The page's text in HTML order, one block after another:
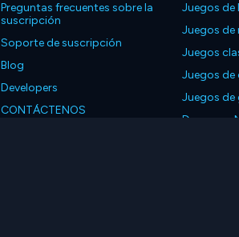
Preguntas frecuentes sobre la
suscripción
Soporte de suscripción
Blog
Developers
CONTÁCTENOS
Juegos de
Juegos de
Juegos
Juegos de
Juegos de
Descarga